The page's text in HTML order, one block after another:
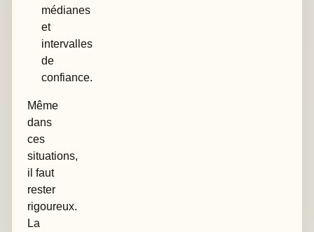
médianes
et
intervalles
de
confiance.
Même
dans
ces
situations,
il faut
rester
rigoureux.
La